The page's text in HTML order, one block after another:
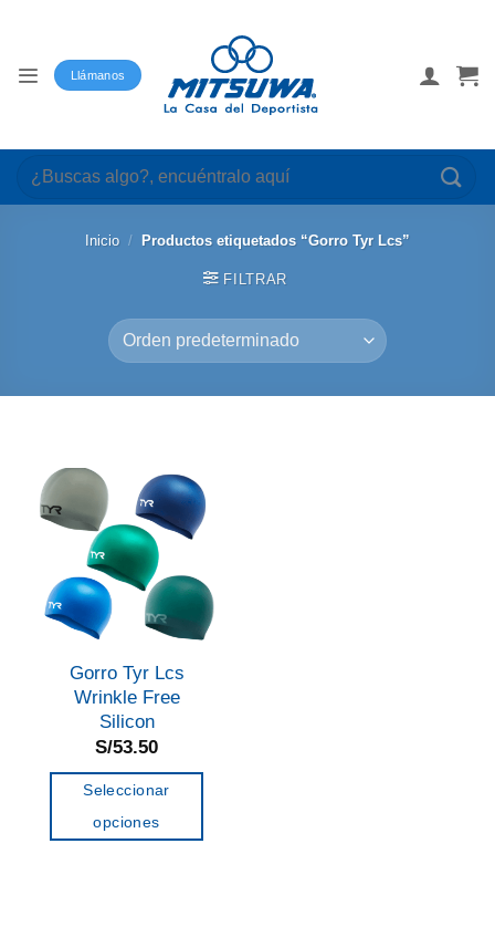
Llámanos
Buscar
por:
Inicio / Productos etiquetados “Gorro Tyr Lcs”
FILTRAR
Gorro Tyr Lcs
Wrinkle Free
Silicon
S/53.50
Seleccionar
opciones